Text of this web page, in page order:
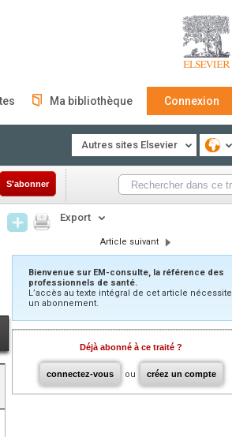
Ma bibliothèque Connexion
Autres sites Elsevier
S'abonner
Export
Article suivant
Bienvenue sur EM-consulte, la référence des
professionnels de santé.
L’accès au texte intégral de cet article nécessite
un abonnement.
Déjà abonné à ce traité ?
connectez-vous ou créez un compte